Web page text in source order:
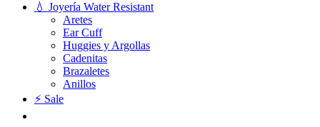
💧 Joyería Water Resistant
Aretes
Ear Cuff
Huggies y Argollas
Cadenitas
Brazaletes
Anillos
⚡ Sale